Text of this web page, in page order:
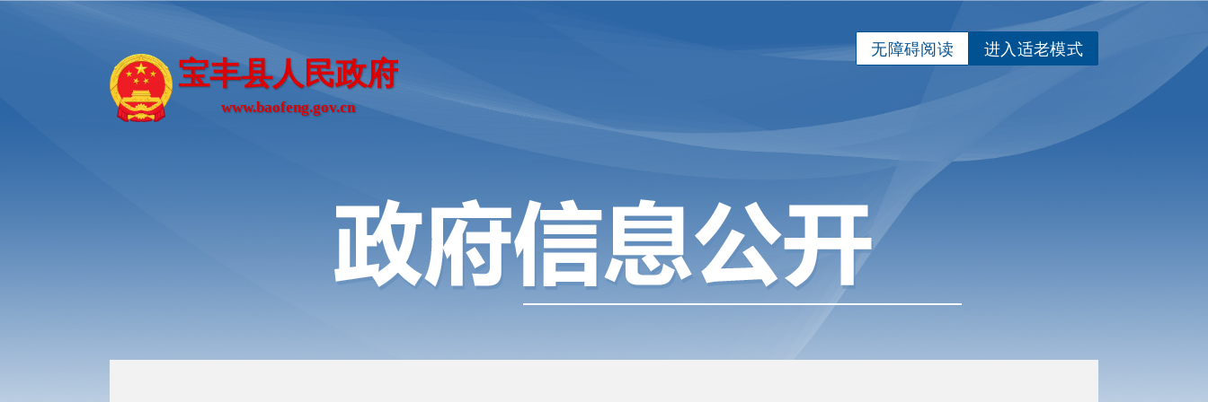
进入适老模式
无障碍阅读
宝丰县人民政府
www.baofeng.gov.cn